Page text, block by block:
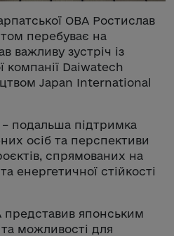
ОВА Ростислав
перебуває на
важливу зустріч із
компанії Daiwatech
Japan International
подальша підтримка
осіб та перспективи
спрямованих на
енергетичної стійкості
представив японським
можливості для